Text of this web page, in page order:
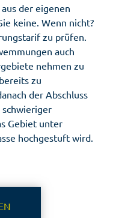
der eigenen
keine. Wenn nicht?
zu prüfen.
auch
nehmen zu
zu
der Abschluss
Gebiet unter
hochgestuft wird.